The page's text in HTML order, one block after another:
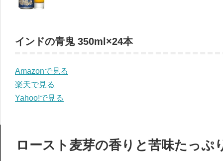
インドの青鬼 350ml×24本
Amazonで見る
楽天で見る
Yahoo!で見る
ロースト麦芽の香りと苦味たっぷ